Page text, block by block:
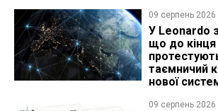
09 серпень 2026
У Leonardo
що до кінця
таємничий
нової
09 серпень 2026